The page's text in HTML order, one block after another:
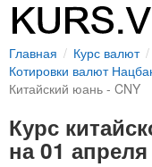
Главная
Курс валют
Котировки валют
Китайский юань - CNY
Курс
на 01